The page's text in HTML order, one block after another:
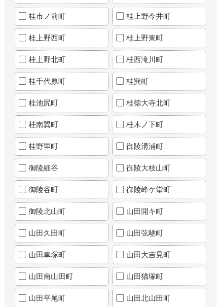
桂市ノ前町 桂上野今井町
桂上野西町 桂上野東町
桂上野北町 桂西滝川町
桂千代原町 桂巽町
桂池尻町 桂徳大寺北町
桂南巽町 桂木ノ下町
桂野里町 御陵溝浦町
御陵細谷 御陵大枝山町
御陵谷町 御陵峰ケ堂町
御陵北山町 山田開キ町
山田久田町 山田弦馳町
山田車塚町 山田大吉見町
山田南山田町 山田猫塚町
山田平尾町 山田北山田町